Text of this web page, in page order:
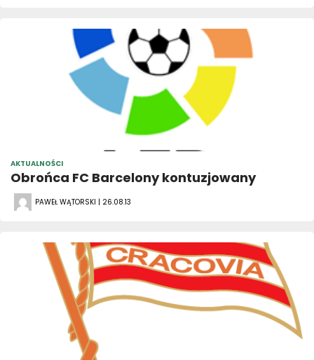
AKTUALNOŚCI
Obrońca FC Barcelony kontuzjowany
PAWEŁ WĄTORSKI | 26.08.13